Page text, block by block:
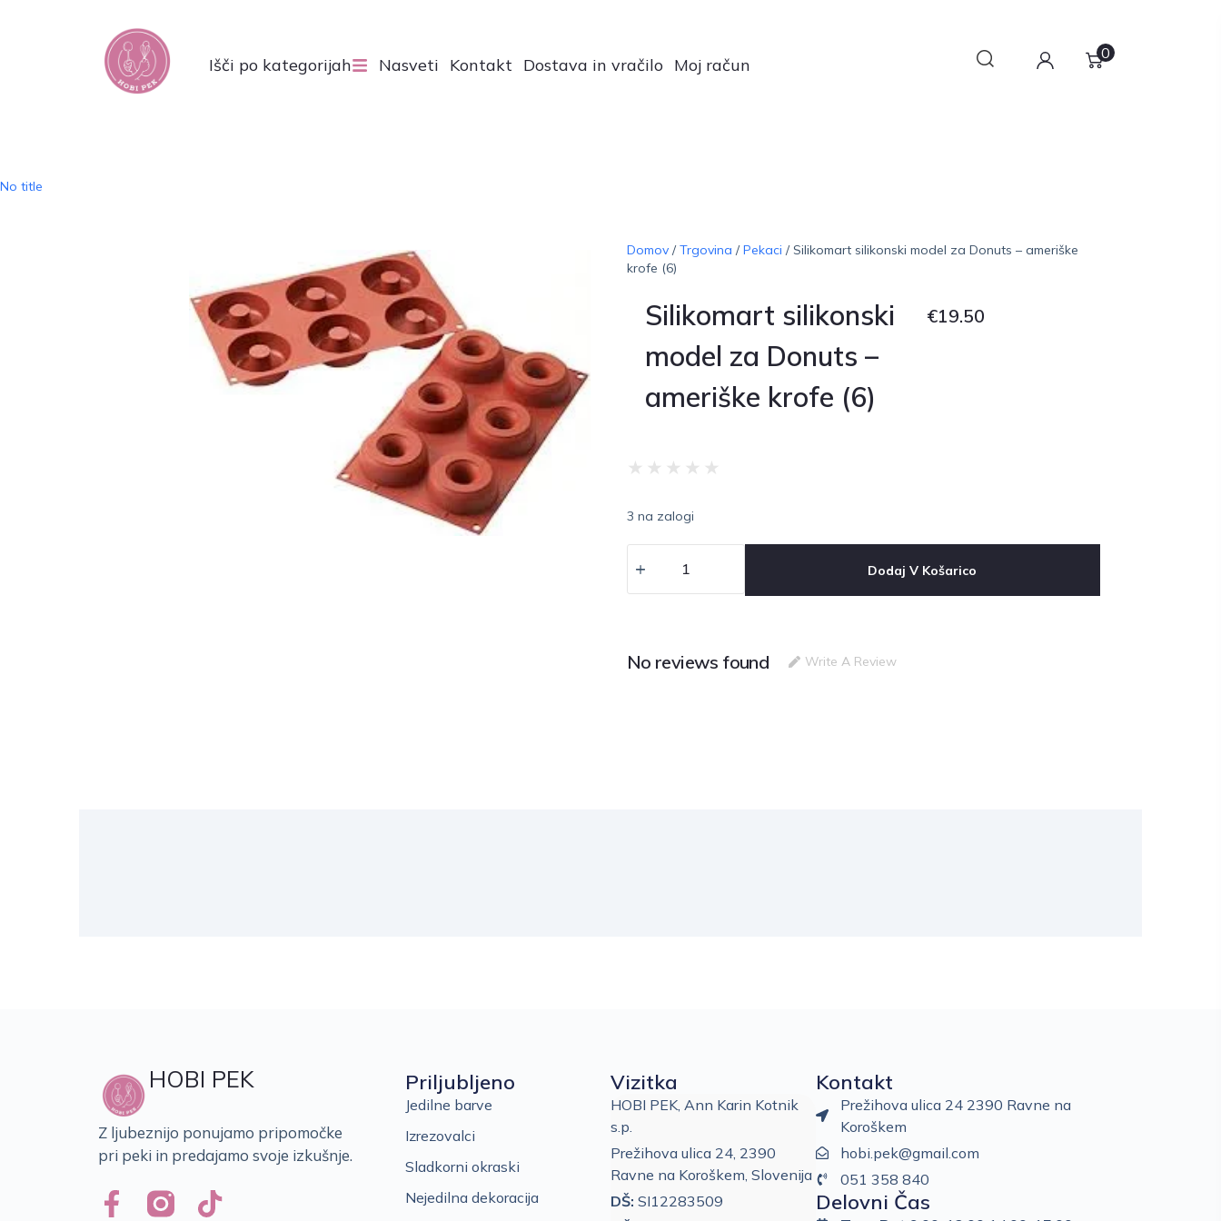
Išči po kategorijah Nasveti Kontakt Dostava in vračilo Moj račun
0
No title
Domov/Trgovina /Pekaci / Silikomart silikonski model za Donuts – ameriške
krofe (6)
Silikomart silikonski
model za Donuts –
ameriške krofe (6)
€19.50
★ ★ ★ ★ ★
3 na zalogi
Dodaj V Košarico
No reviews found Write A Review
HOBI PEK
Z ljubeznijo ponujamo pripomočke
pri peki in predajamo svoje izkušnje.
Priljubljeno
Jedilne barve
Izrezovalci
Sladkorni okraski
Nejedilna dekoracija
Vizitka
HOBI PEK, Ann Karin Kotnik
s.p.
Prežihova ulica 24, 2390
Ravne na Koroškem, Slovenija
DŠ: SI12283509
Kontakt
Prežihova ulica 24 2390 Ravne na
Koroškem
hobi.pek@gmail.com
051 358 840
Delovni Čas